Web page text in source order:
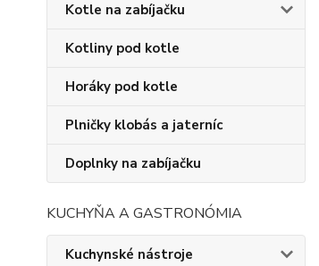
Kotle na zabíjačku
Kotliny pod kotle
Horáky pod kotle
Plničky klobás a jaterníc
Doplnky na zabíjačku
KUCHYŇA A GASTRONÓMIA
Kuchynské nástroje